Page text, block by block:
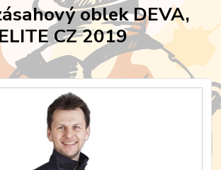
oblek DEVA,
CZ 2019